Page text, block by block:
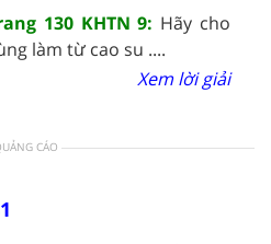
130 KHTN 9: Hãy cho
làm từ cao su ....
Xem lời giải
CÁO